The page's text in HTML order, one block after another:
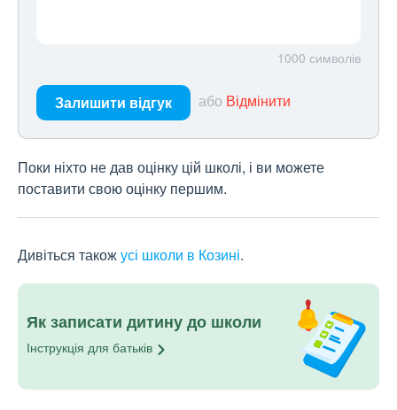
1000 символів
Залишити відгук або Відмінити
Поки ніхто не дав оцінку цій школі, і ви можете
поставити свою оцінку першим.
Дивіться такожусі школи в Козині.
Як записати дитину до школи
Інструкція для батьків